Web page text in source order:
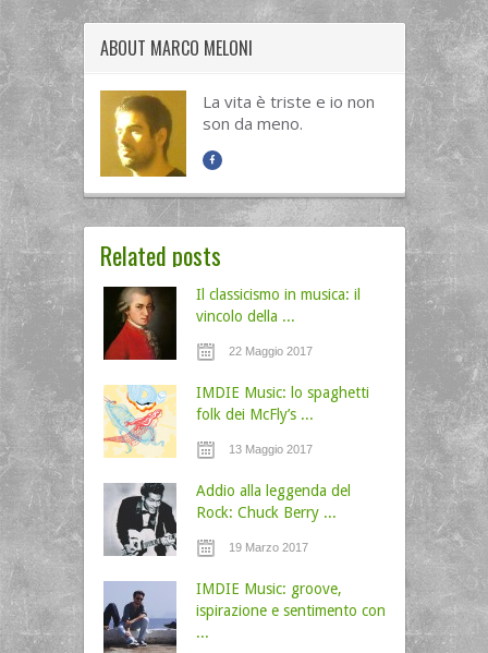
ABOUT MARCO MELONI
La vita è triste e io non
son da meno.
Related posts
Il classicismo in musica: il
vincolo della ...
22 Maggio 2017
IMDIE Music: lo spaghetti
folk dei McFly’s ...
13 Maggio 2017
Addio alla leggenda del
Rock: Chuck Berry ...
19 Marzo 2017
IMDIE Music: groove,
ispirazione e sentimento con
...